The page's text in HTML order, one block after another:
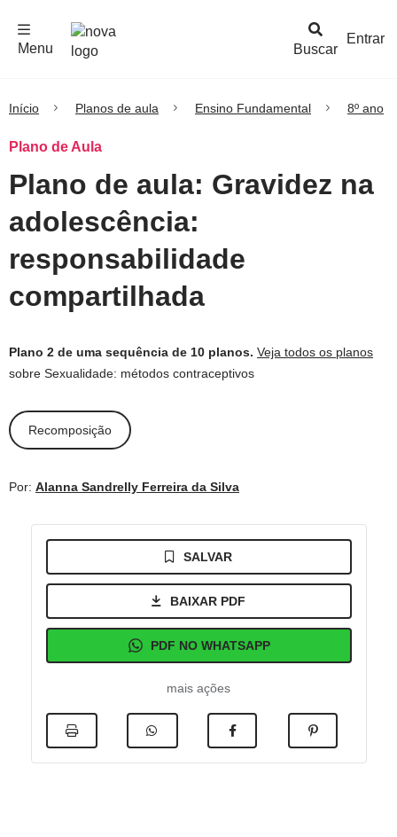
Buscar
Menu
Entrar
Início Planos de aula Ensino Fundamental 8º ano
Plano de Aula
Plano de aula: Gravidez na
adolescência:
responsabilidade
compartilhada
Plano 2 de uma sequência de 10 planos. Veja todos os planos
sobre Sexualidade: métodos contraceptivos
Recomposição
Por: Alanna Sandrelly Ferreira da Silva
SALVAR
BAIXAR PDF
PDF NO WHATSAPP
mais ações